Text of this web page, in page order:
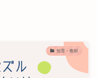
知育・教材